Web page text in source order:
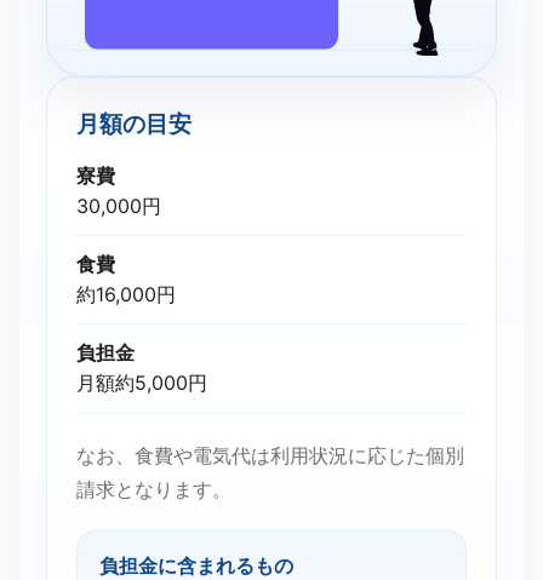
月額の​目安
寮費
30,000円
食費
約16,000円
負担金
月額約5,000円
なお、食費や電気代は利用状況に応じた個別
請求となります。
負担金に含まれるもの